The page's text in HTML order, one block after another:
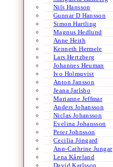
Nils Hansson
Gunnar D Hansson
Simon Hartling
Magnus Hedlund
Anne Heith
Kenneth Hermele
Lars Hertzberg
Johannes Heuman
Ivo Holmqvist
Anton Jansson
Jeana Jarlsbo
Marianne Jeffmar
Anders Johansson
Niclas Johansson
Evelina Johansson
Peter Johnsson
Cecilia Jöngard
Ann-Cathrine Jungar
Lena Kåreland
David Karlsson